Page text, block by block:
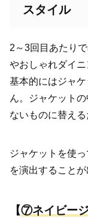
スタイル
2～3回目あたり
やおしゃれダイニ
基本的にはジャ
ん。ジャケット
ないものに替え
ジャケットを使
を演出することが
【⑦ネイビー